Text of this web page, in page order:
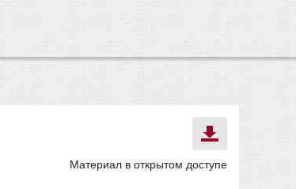
Материал в открытом доступе